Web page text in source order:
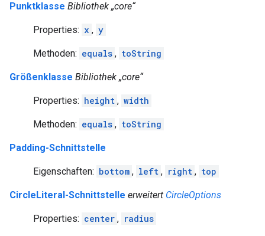
Punktklasse Bibliothek „core“
Properties: x , y
Methoden: equals , toString
Größenklasse Bibliothek „core“
Properties: height , width
Methoden: equals , toString
Padding-Schnittstelle
Eigenschaften: bottom , left , right , top
CircleLiteral-Schnittstelle erweitert CircleOptions
Properties: center , radius